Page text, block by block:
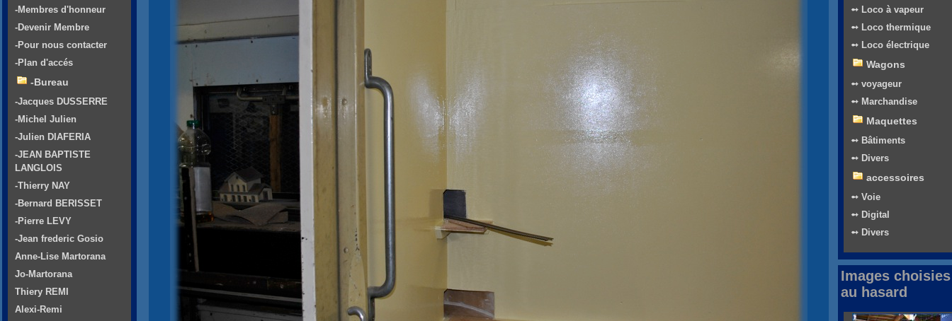
-Membres d'honneur
-Devenir Membre
-Pour nous contacter
-Plan d'accés
-Bureau
-Jacques DUSSERRE
-Michel Julien
-Julien DIAFERIA
-JEAN BAPTISTE
LANGLOIS
-Thierry NAY
-Bernard BERISSET
-Pierre LEVY
-Jean frederic Gosio
Anne-Lise Martorana
Jo-Martorana
Thiery REMI
Alexi-Remi
➻ Loco à vapeur
➻ Loco thermique
➻ Loco électrique
Wagons
➻ voyageur
➻ Marchandise
Maquettes
➻ Bâtiments
➻ Divers
accessoires
➻ Voie
➻ Digital
➻ Divers
Images choisies
au hasard